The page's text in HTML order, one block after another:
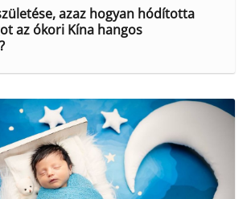
azaz hogyan hódította
az ókori Kína hangos